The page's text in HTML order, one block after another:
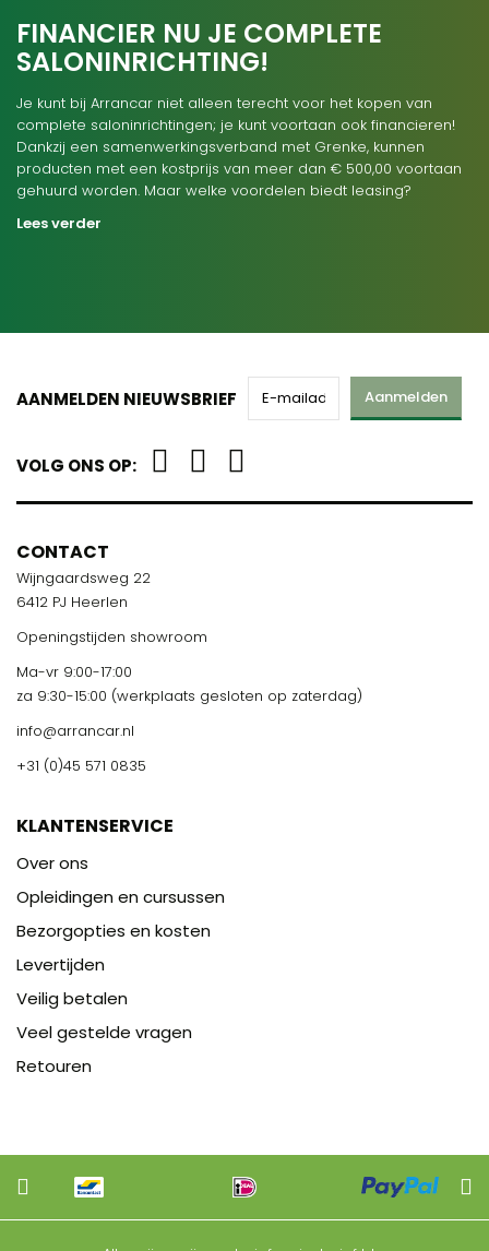
FINANCIER NU JE COMPLETE
SALONINRICHTING!
Je kunt bij Arrancar niet alleen terecht voor het kopen van
complete saloninrichtingen; je kunt voortaan ook financieren!
Dankzij een samenwerkingsverband met Grenke, kunnen
producten met een kostprijs van meer dan € 500,00 voortaan
gehuurd worden. Maar welke voordelen biedt leasing?
Lees verder
AANMELDEN NIEUWSBRIEF Aanmelden
VOLG ONS OP:
CONTACT
Wijngaardsweg 22
6412 PJ Heerlen
Openingstijden showroom
Ma-vr 9:00-17:00
za 9:30-15:00 (werkplaats gesloten op zaterdag)
info@arrancar.nl
+31 (0)45 571 0835
KLANTENSERVICE
Over ons
Opleidingen en cursussen
Bezorgopties en kosten
Levertijden
Veilig betalen
Veel gestelde vragen
Retouren